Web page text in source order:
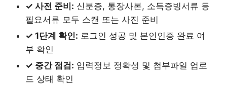
✓ 사전 준비: 신분증, 통장사본, 소득증빙서류 등
필요서류 모두 스캔 또는 사진 준비
✓ 1단계 확인: 로그인 성공 및 본인인증 완료 여
부 확인
✓ 중간 점검: 입력정보 정확성 및 첨부파일 업로
드 상태 확인